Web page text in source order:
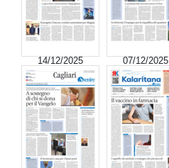
14/12/2025 07/12/2025